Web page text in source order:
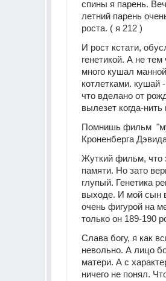
спины я парень.
летний парень
роста. ( я 212 )
И рост кстати,
генетикой. А не тем
много кушал
котлетками. кушай
что вделано от
вылезет когда-нить
Помнишь фильм
Кроненберга
Жуткий фильм, что
памяти. Но зато
глупый. Генетика
выходе. И мой сын
очень фигурой на
только он 189-190
Слава богу, я как
невольно. А лицо
матери. А с
ничего не понял.